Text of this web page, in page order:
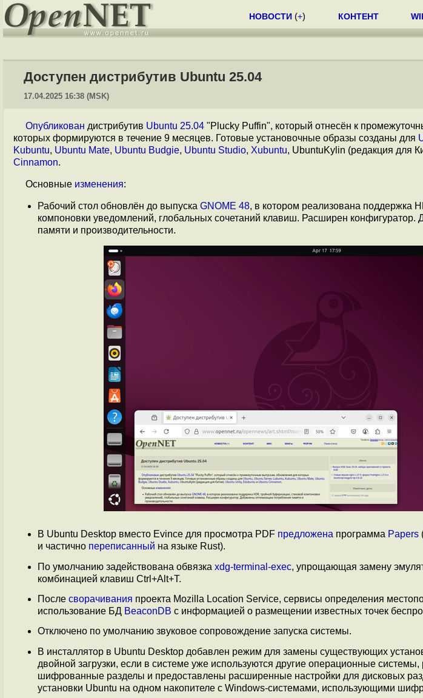
НОВОСТИ (+) КОНТЕНТ
Доступен дистрибутив Ubuntu 25.04
17.04.2025 16:38 (MSK)
Опубликован дистрибутив Ubuntu 25.04 "Plucky Puffin", который отнесён к
которых формируются в течение 9 месяцев. Готовые установочные образы созданы для
Kubuntu, Ubuntu Mate, Ubuntu Budgie, Ubuntu Studio, Xubuntu, UbuntuKylin (редакция для
Cinnamon.
Основные изменения:
Рабочий стол обновлён до выпуска GNOME 48, в котором реализована поддержка
компоновки уведомлений, глобальных сочетаний клавиш. Расширен конфигуратор.
памяти и производительности.
В Ubuntu Desktop вместо Evince для просмотра PDF предложена программа Papers
и частично переписанный на языке Rust).
По умолчанию задействована обвязка xdg-terminal-exec, упрощающая замену
комбинацией клавиш Ctrl+Alt+T.
После сворачивания проекта Mozilla Location Service, сервисы определения
использование БД BeaconDB с информацией о размещении известных точек
Отключено по умолчанию звуковое сопровождение запуска системы.
В инсталлятор в Ubuntu Desktop добавлен режим для замены существующих
двойной загрузки, если в системе уже используются другие операционные
шифрованные разделы и предоставлены расширенные настройки для дисковых
установки Ubuntu на одном накопителе с Windows-системами, использующими